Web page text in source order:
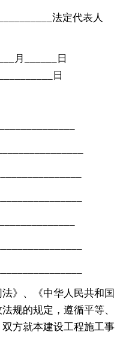
法定代表人
月______日
日
》、《中华人民共和国
规的规定，遵循平等、
方就本建设工程施工事